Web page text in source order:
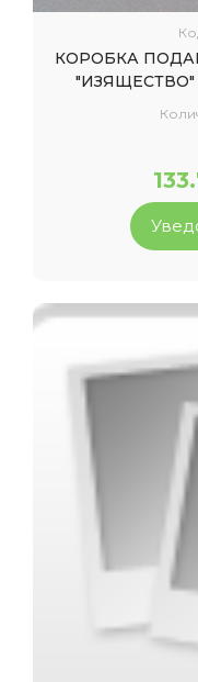
КОРОБКА
"ИЗЯЩЕСТВО"